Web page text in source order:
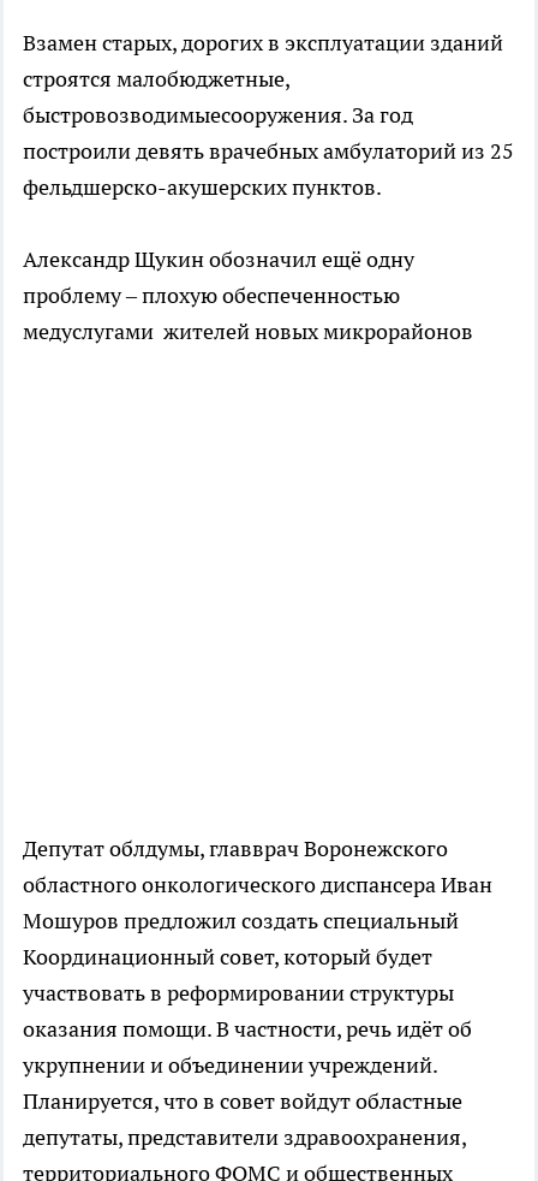
Взамен старых, дорогих в эксплуатации зданий
строятся малобюджетные,
быстровозводимыесооружения. За год
построили девять врачебных амбулаторий из 25
фельдшерско-акушерских пунктов.
Александр Щукин обозначил ещё одну
проблему – плохую обеспеченностью
медуслугами жителей новых микрорайонов
Депутат облдумы, главврач Воронежского
областного онкологического диспансера Иван
Мошуров предложил создать специальный
Координационный совет, который будет
участвовать в реформировании структуры
оказания помощи. В частности, речь идёт об
укрупнении и объединении учреждений.
Планируется, что в совет войдут областные
депутаты, представители здравоохранения,
территориального ФОМС и общественных